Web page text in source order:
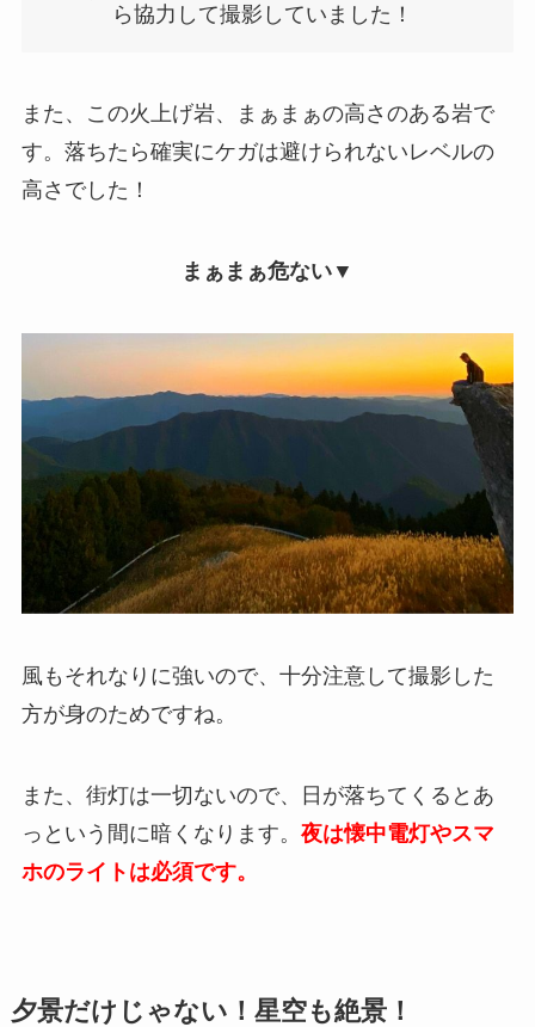
ら協力して撮影していました！
また、この火上げ岩、まぁまぁの高さのある岩で
す。落ちたら確実にケガは避けられないレベルの
高さでした！
まぁまぁ危ない▼
風もそれなりに強いので、十分注意して撮影した
方が身のためですね。
また、街灯は一切ないので、日が落ちてくるとあ
っという間に暗くなります。 夜は懐中電灯やスマ
ホのライトは必須です。
夕景だけじゃない！星空も絶景！